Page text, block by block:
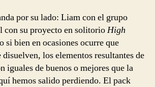
por su lado: Liam con el grupo
con su proyecto en solitorioHigh
si bien en ocasiones ocurre que
disuelven, los elementos resultantes de
iguales de buenos o mejores que la
hemos salido perdiendo. El pack